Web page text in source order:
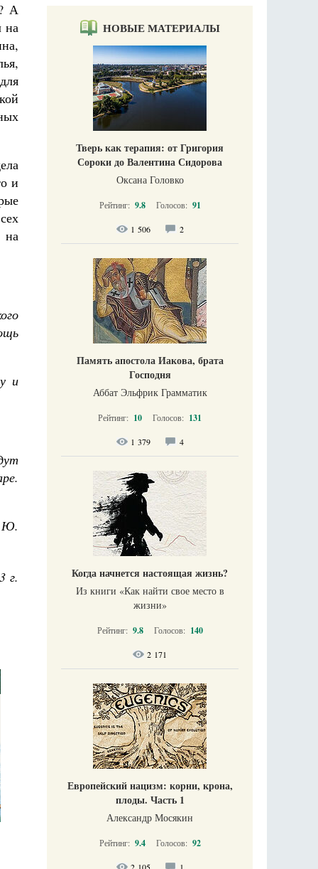
А
на
и
на
и
Ю.
г.
НОВЫЕ МАТЕРИАЛЫ
Тверь как терапия: от Григория
Сороки до Валентина Сидорова
Оксана Головко
Рейтинг: 9.8 Голосов: 91
1 506 2
Память апостола Иакова, брата
Господня
Аббат Эльфрик Грамматик
Рейтинг: 10 Голосов: 131
1 379 4
Когда начнется настоящая жизнь?
Из книги «Как найти свое место в
жизни​»
Рейтинг: 9.8 Голосов: 140
2 171
Европейский нацизм: корни, крона,
плоды. Часть 1
Александр Мосякин
Рейтинг: 9.4 Голосов: 92